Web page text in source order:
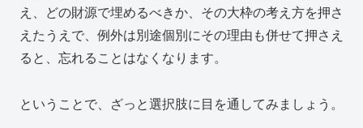
え、どの財源で埋めるべきか、その大枠の考え方を押さ
えたうえで、例外は別途個別にその理由も併せて押さえ
ると、忘れることはなくなります。
ということで、ざっと選択肢に目を通してみましょう。